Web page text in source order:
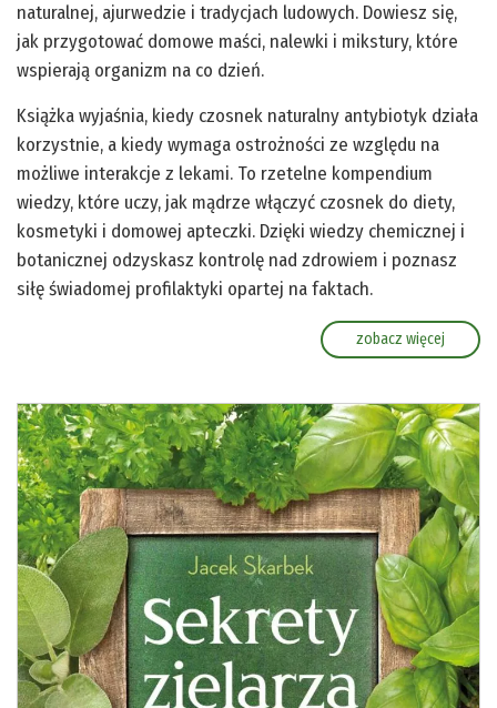
naturalnej, ajurwedzie i tradycjach ludowych. Dowiesz się,
jak przygotować domowe maści, nalewki i mikstury, które
wspierają organizm na co dzień.
Książka wyjaśnia, kiedy czosnek naturalny antybiotyk działa
korzystnie, a kiedy wymaga ostrożności ze względu na
możliwe interakcje z lekami. To rzetelne kompendium
wiedzy, które uczy, jak mądrze włączyć czosnek do diety,
kosmetyki i domowej apteczki. Dzięki wiedzy chemicznej i
botanicznej odzyskasz kontrolę nad zdrowiem i poznasz
siłę świadomej profilaktyki opartej na faktach.
zobacz więcej